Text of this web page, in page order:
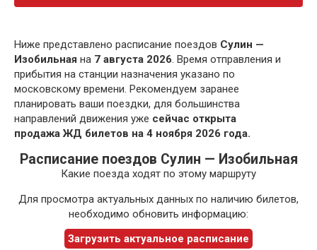
Ниже представлено расписание поездов Сулин —
Изобильная на 7 августа 2026. Время отправления и
прибытия на станции назначения указано по
московскому времени. Рекомендуем заранее
планировать ваши поездки, для большинства
направлений движения уже сейчас открыта
продажа ЖД билетов на 4 ноября 2026 года.
Расписание поездов Сулин — Изобильная
Какие поезда ходят по этому маршруту
Для просмотра актуальных данных по наличию билетов,
необходимо обновить информацию:
Загрузить актуальное расписание